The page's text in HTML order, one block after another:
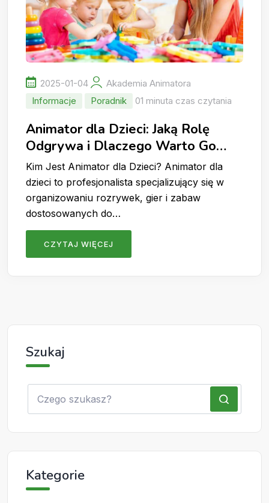
2025-01-04
Akademia Animatora
Informacje
Poradnik 01 minuta czas czytania
Animator dla Dzieci: Jaką Rolę
Odgrywa i Dlaczego Warto Go
Wynająć?
Kim Jest Animator dla Dzieci? Animator dla
dzieci to profesjonalista specjalizujący się w
organizowaniu rozrywek, gier i zabaw
dostosowanych do…
CZYTAJ WIĘCEJ
Szukaj
Kategorie